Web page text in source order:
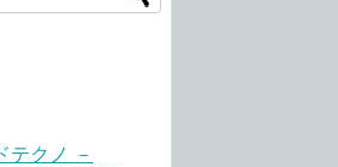
テクノ －